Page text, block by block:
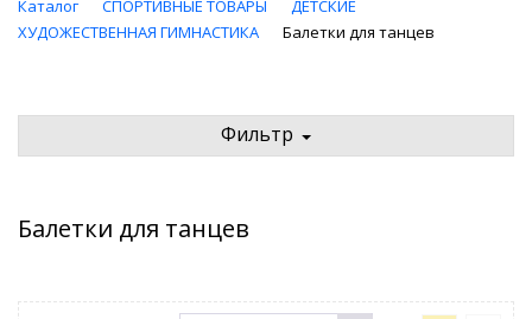
Каталог СПОРТИВНЫЕ ТОВАРЫ
ДЕТСКИЕ
ХУДОЖЕСТВЕННАЯ ГИМНАСТИКА
Балетки для танцев
Фильтр
Балетки для танцев